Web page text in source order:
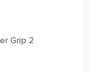
Grip 2